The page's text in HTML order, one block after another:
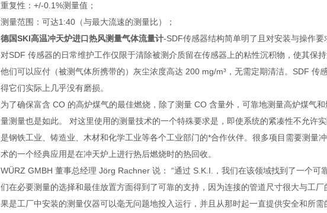
重复性：+/-0.1%测量值；
测量范围：可达1:40（与最大流速的测量比）；
德国SKI高温冲天炉进口热风测量气体流量计-SDF传感器结构简单明了且对安装与操作
对SDF 传感器的日常维护工作仅限于清除被测介质留在传感器上的粘性沉积物，使其保
他们可以应付（被测气体所携带的）灰尘浓度高达 200 mg/m³，无需定期清洁。SDF 传
得它们实际上几乎没有磨损。
为了确保富含 CO 的高炉煤气的最佳燃烧，除了测量 CO 含量外，可靠地测量高炉煤气
量测量也是如此。 对这里使用的测量技术的一个特殊要求是，即使系统的紧凑性不允许
是钢铁工业、铸造业、木材和化学工业等各个工业部门的*合作伙伴。很多项目需要测量
术的一个经典应用是在冲天炉上进行热后燃烧时的热回收。
WÜRZ GMBH 董事总经理 Jörg Rachner 说： “通过 S.K.I.，我们在该领域找到了一个
们在必要测量的选择和最佳放置方面得到了可靠的支持，因为连接的管道尺寸很大与工
果是工厂中安装的测量仪器可以毫无问题地投入运行，并且从那时起一直提供安全和所需